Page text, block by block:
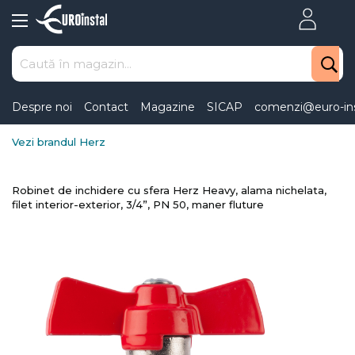
to
Content
Despre noi Contact Magazine SICAP comenzi@euro-
Vezi brandul Herz
Robinet de inchidere cu sfera Herz Heavy, alama nichelata,
filet interior-exterior, 3/4”, PN 50, maner fluture